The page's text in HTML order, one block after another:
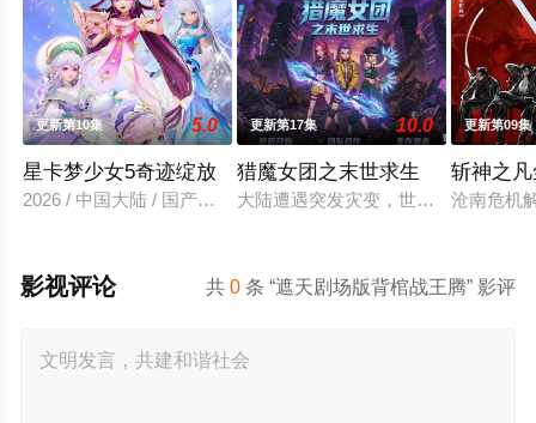
更新第10集 5.0
星卡梦少女5奇迹绽放
2026 / 中国大陆 / 国产动漫
更新第17集 10.0
猎魔女团之末世求生
大陆遭遇突发灾变，世界陷入荒芜危
更新第09集
斩神之
沧南危机
共0 条 “遮天剧场版背棺战王腾” 影评
影视评论